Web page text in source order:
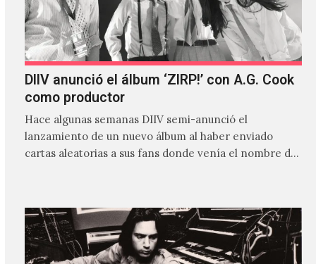
DIIV anunció el álbum ‘ZIRP!’ con A.G. Cook
como productor
Hace algunas semanas DIIV semi-anunció el
lanzamiento de un nuevo álbum al haber enviado
cartas aleatorias a sus fans donde venía el nombre de